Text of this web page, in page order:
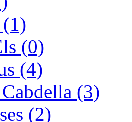
(1)
(0)
(4)
(3)
(2)